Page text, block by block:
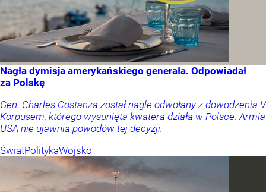
Nagła dymisja amerykańskiego generała. Odpowiadał
za Polskę
Gen. Charles Costanza został nagle odwołany z dowodzenia V
Korpusem, którego wysunięta kwatera działa w Polsce. Armia
USA nie ujawnia powodów tej decyzji.
ŚwiatPolitykaWojsko